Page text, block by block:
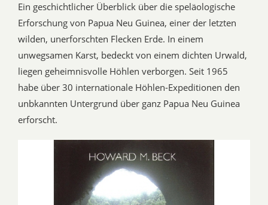
Ein geschichtlicher Überblick über die speläologische
Erforschung von Papua Neu Guinea, einer der letzten
wilden, unerforschten Flecken Erde. In einem
unwegsamen Karst, bedeckt von einem dichten Urwald,
liegen geheimnisvolle Höhlen verborgen. Seit 1965
habe über 30 internationale Höhlen-Expeditionen den
unbkannten Untergrund über ganz Papua Neu Guinea
erforscht.